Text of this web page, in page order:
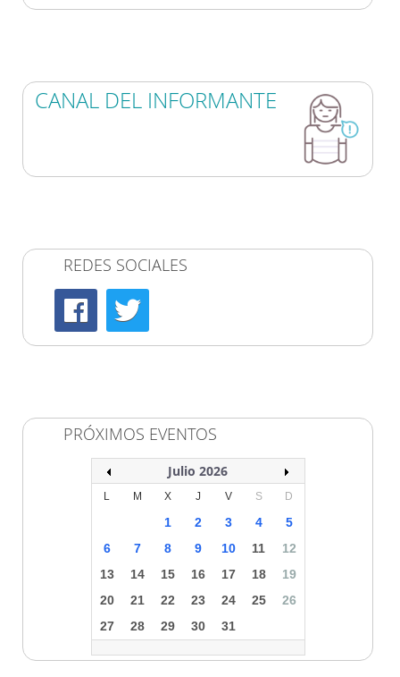
CANAL DEL INFORMANTE
REDES SOCIALES
PRÓXIMOS EVENTOS
Julio 2026
L M X J V S D
1 2 3 4
5
6
7 8 9 10 11
12
13
14 15 16 17 18
19
20
21 22 23 24 25
26
27
28 29 30 31